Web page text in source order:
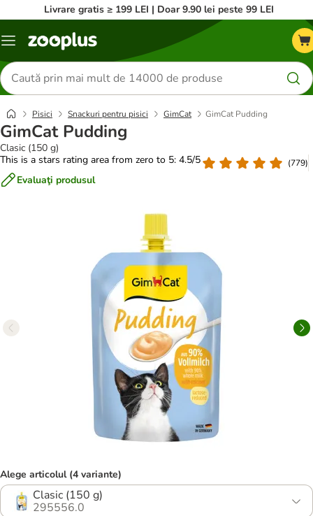
Livrare gratis ≥ 199 LEI | Doar 9.90 lei peste 99 LEI
Categorii
Căutare
produse
Pisici Snackuri pentru pisici GimCat GimCat Pudding
GimCat Pudding
Clasic (150 g)
This is a stars rating area from zero to 5: 4.5/5
(779)
Evaluaţi produsul
Alege articolul (4 variante)
Clasic (150 g)
295556.0